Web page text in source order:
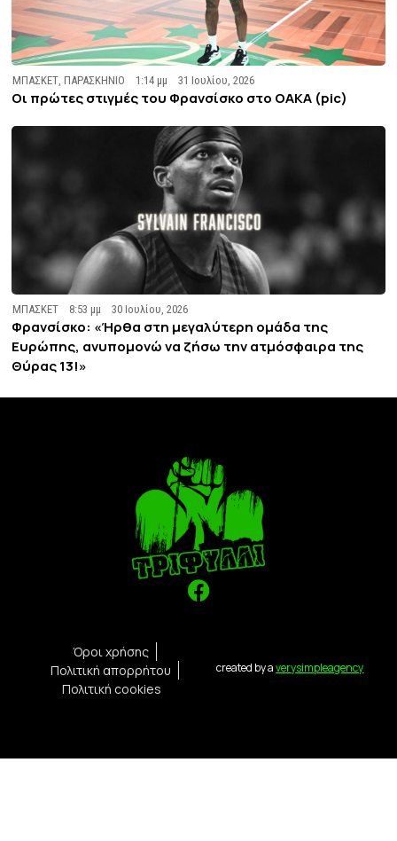
ΜΠΑΣΚΕΤ ,ΠΑΡΑΣΚΗΝΙΟ 1:14 μμ 31 Ιουλίου, 2026
Οι πρώτες στιγμές του Φρανσίσκο στο ΟΑΚΑ (pic)
ΜΠΑΣΚΕΤ 8:53 μμ 30 Ιουλίου, 2026
Φρανσίσκο: «Ήρθα στη μεγαλύτερη ομάδα της
Ευρώπης, ανυπομονώ να ζήσω την ατμόσφαιρα της
Θύρας 13!»
created by averysimpleagency
Όροι χρήσης
Πολιτική απορρήτου
Πολιτική cookies